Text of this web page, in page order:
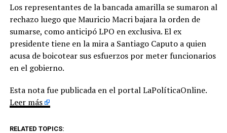
Los representantes de la bancada amarilla se sumaron al
rechazo luego que Mauricio Macri bajara la orden de
sumarse, como anticipó LPO en exclusiva. El ex
presidente tiene en la mira a Santiago Caputo a quien
acusa de boicotear sus esfuerzos por meter funcionarios
en el gobierno.
Esta nota fue publicada en el portal LaPolíticaOnline.
Leer más
RELATED TOPICS: